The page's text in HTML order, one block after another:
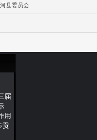
县委员会
届
用
贡